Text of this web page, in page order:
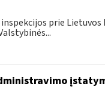
inspekcijos prie